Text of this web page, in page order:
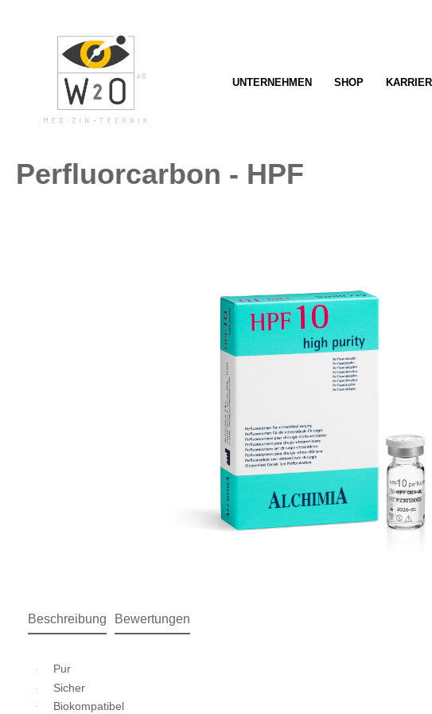
UNTERNEHMEN SHOP
Perfluorcarbon - HPF
Beschreibung Bewertungen
· Pur
· Sicher
· Biokompatibel